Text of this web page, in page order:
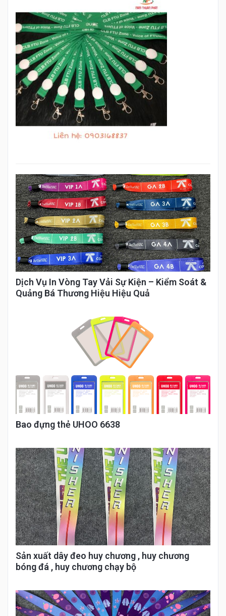
Dịch Vụ In Vòng Tay Vải Sự Kiện – Kiểm Soát &
Quảng Bá Thương Hiệu Hiệu Quả
Bao đựng thẻ UHOO 6638
Sản xuất dây đeo huy chương , huy chương
bóng đá , huy chương chạy bộ